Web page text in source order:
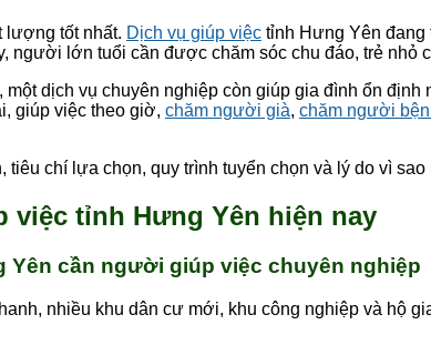
lượng tốt nhất. Dịch vụ giúp việc tỉnh Hưng Yên đang
người lớn tuổi cần được chăm sóc chu đáo, trẻ
dịch vụ chuyên nghiệp còn giúp gia đình ổn
giúp việc theo giờ, chăm người già, chăm người
chí lựa chọn, quy trình tuyển chọn và lý do vì
việc tỉnh Hưng Yên hiện nay
Yên cần người giúp việc chuyên nghiệp
nhiều khu dân cư mới, khu công nghiệp và hộ